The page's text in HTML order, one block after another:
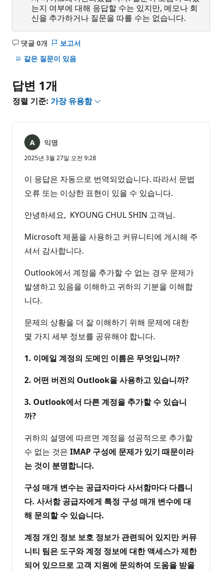
는지 여부에 대해 응답할 수는 있지만, 메모나 회
신을 추가하거나 질문을 따를 수는 없습니다.
댓글 0개
설
명
음
보고서
같은 질문이 있음
답변 1개
정렬 기준: 가장 유용함
익명
2025년 3월 27일 오전 9:28
이 응답은 자동으로 번역되었습니다. 따라서 문법
오류 또는 이상한 표현이 있을 수 있습니다.
안녕하세요, KYOUNG CHUL SHIN 고객님.
Microsoft 제품을 사용하고 커뮤니티에 게시해 주
셔서 감사합니다.
Outlook에서 계정을 추가할 수 없는 경우 문제가
발생하고 있음을 이해하고 귀하의 기분을 이해합
니다.
문제의 상황을 더 잘 이해하기 위해 문제에 대한
몇 가지 세부 정보를 공유해야 합니다.
1. 이메일 계정의 도메인 이름은 무엇입니까?
2. 어떤 버전의 Outlook을 사용하고 있습니까?
3. Outlook에서 다른 계정을 추가할 수 있습니
까?
귀하의 설명에 따르면 계정을 성공적으로 추가할
수 없는 것은 IMAP 구성에 문제가 있기 때문이라
는 것이 분명합니다.
구성 매개 변수는 공급자마다 사서함마다 다릅니
다. 사서함 공급자에게 특정 구성 매개 변수에 대
해 문의할 수 있습니다.
계정 개인 정보 보호 정보가 관련되어 있지만 커뮤
니티 팀은 도구와 계정 정보에 대한 액세스가 제한
되어 있으므로 고객 지원에 문의하여 도움을 받을